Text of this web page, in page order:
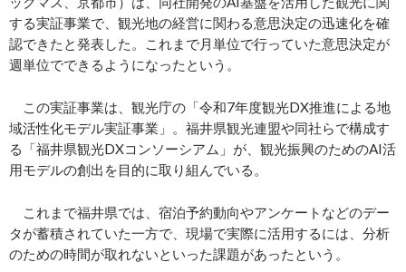
する実証事業で、観光地の経営に関わる意思決定の迅速化を確
認できたと発表した。これまで月単位で行っていた意思決定が
週単位でできるようになったという。
この実証事業は、観光庁の「令和7年度観光DX推進による地
域活性化モデル実証事業」。福井県観光連盟や同社らで構成す
る「福井県観光DXコンソーシアム」が、観光振興のためのAI活
用モデルの創出を目的に取り組んでいる。
これまで福井県では、宿泊予約動向やアンケートなどのデー
タが蓄積されていた一方で、現場で実際に活用するには、分析
のための時間が取れないといった課題があったという。